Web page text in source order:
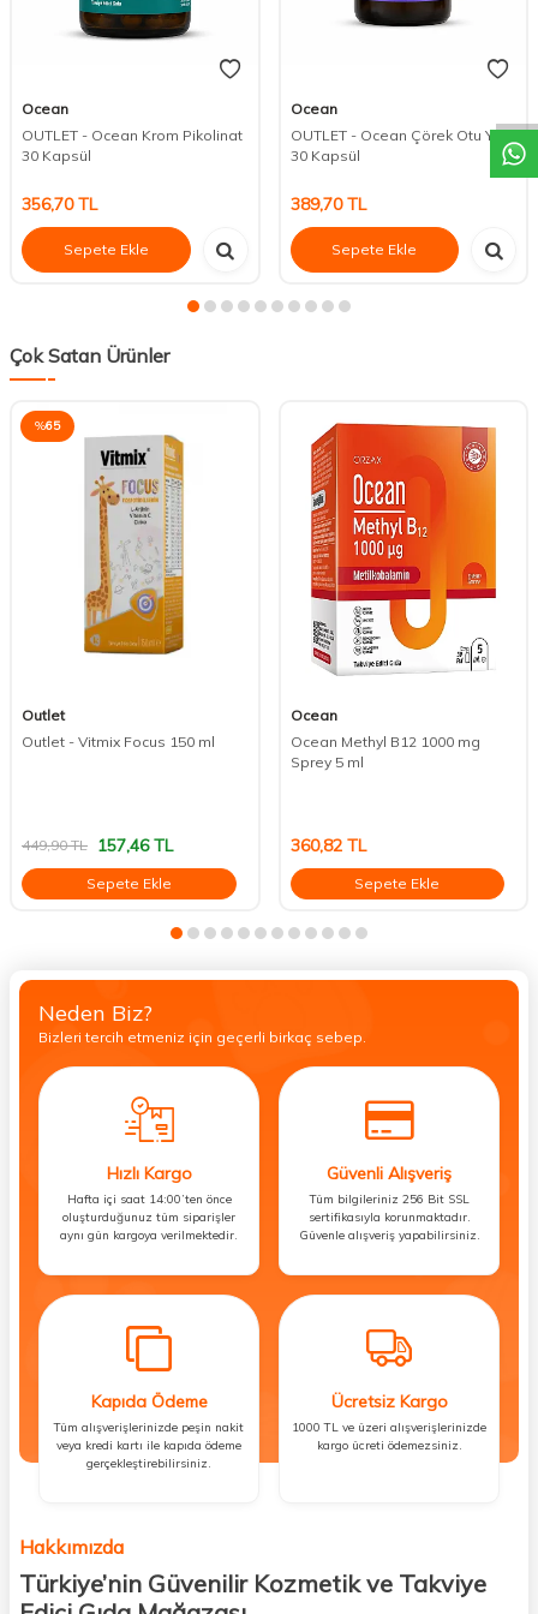
DESTEK
Ocean
OUTLET - Ocean Krom Pikolinat
30 Kapsül
356,70TL
Sepete Ekle
Ocean
OUTLET - Ocean Çörek Otu Yağı
30 Kapsül
389,70TL
Sepete Ekle
Çok Satan Ürünler
%65
Outlet
Outlet - Vitmix Focus 150 ml
449,90TL 157,46TL
Sepete Ekle
Ocean
Ocean Methyl B12 1000 mg
Sprey 5 ml
360,82TL
Sepete Ekle
Neden Biz?
Bizleri tercih etmeniz için geçerli birkaç sebep.
Hızlı Kargo
Hafta içi saat 14:00’ten önce
oluşturduğunuz tüm siparişler
aynı gün kargoya verilmektedir.
Güvenli Alışveriş
Tüm bilgileriniz 256 Bit SSL
sertifikasıyla korunmaktadır.
Güvenle alışveriş yapabilirsiniz.
Kapıda Ödeme
Tüm alışverişlerinizde peşin nakit
veya kredi kartı ile kapıda ödeme
gerçekleştirebilirsiniz.
Ücretsiz Kargo
1000 TL ve üzeri alışverişlerinizde
kargo ücreti ödemezsiniz.
Hakkımızda
Türkiye’nin Güvenilir Kozmetik ve Takviye